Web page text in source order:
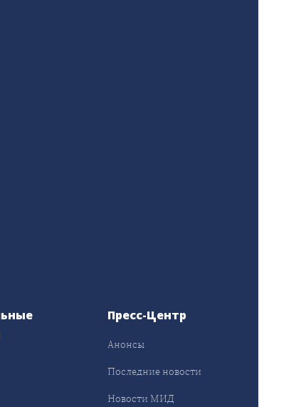
Пресс-Центр
Анонсы
Последние новости
Новости МИД